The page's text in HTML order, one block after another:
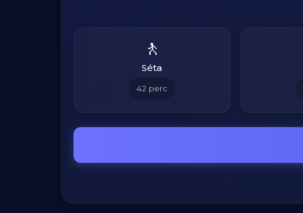
🚶
Séta
42 perc